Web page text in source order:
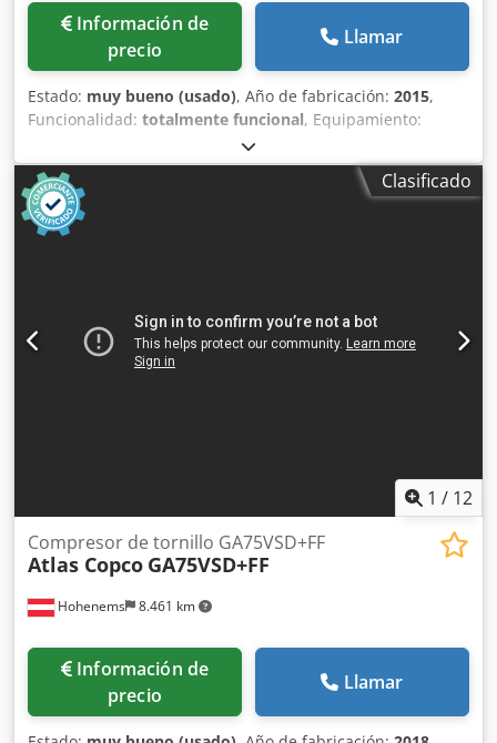
Información de
precio
Llamar
Estado: muy bueno (usado), Año de fabricación: 2015,
Funcionalidad: totalmente funcional, Equipamiento:
documentación / manual, placa de características
disponible, Compresor de Tornillo Oil-Free RENNER RSF
250 D – 250 kW – 45.000 l/min – Año 2015 Características
técnicas • Fabricante: RENNER Kompressoren • Modelo:
RSF 250 D • Año de fabricación: 2015 • Número de serie:
Control electrónico con pantalla digital Crodpfezm Nhnjx
Ahljf • Funcionamiento totalmente automático • Diseño
industrial para servicio continuo
Clasificado
1 / 12
Hohenems 8.461 km
Compresor de tornillo GA75VSD+FF
Atlas Copco GA75VSD+FF
Información de
precio
Llamar